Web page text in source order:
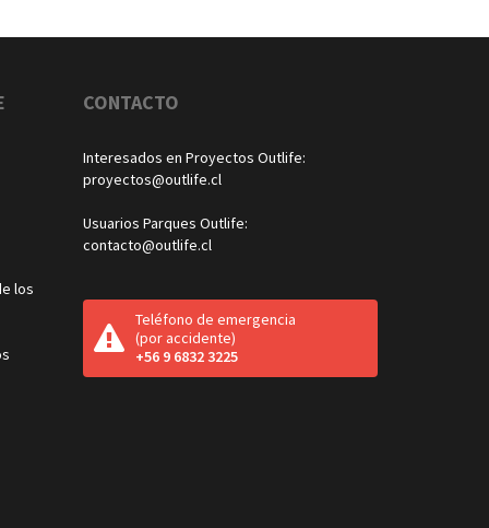
los
CONTACTO
Interesados en Proyectos Outlife:
proyectos@outlife.cl
Usuarios Parques Outlife:
contacto@outlife.cl
Teléfono de emergencia
(por accidente)
+56 9 6832 3225